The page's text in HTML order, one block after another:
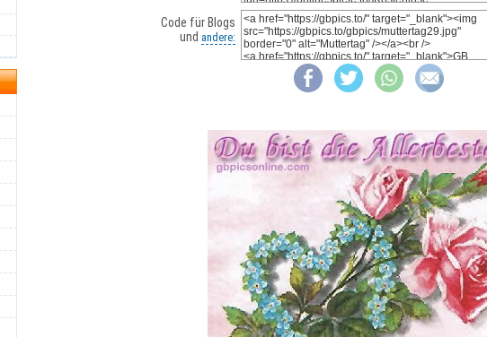
Code für Blogs
und andere: